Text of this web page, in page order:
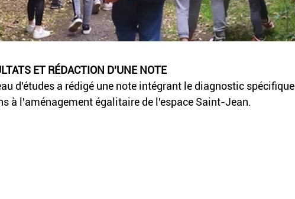
ET RÉDACTION D'UNE NOTE
d'études a rédigé une note intégrant le diagnostic spécifique
à l'aménagement égalitaire de l'espace Saint-Jean.